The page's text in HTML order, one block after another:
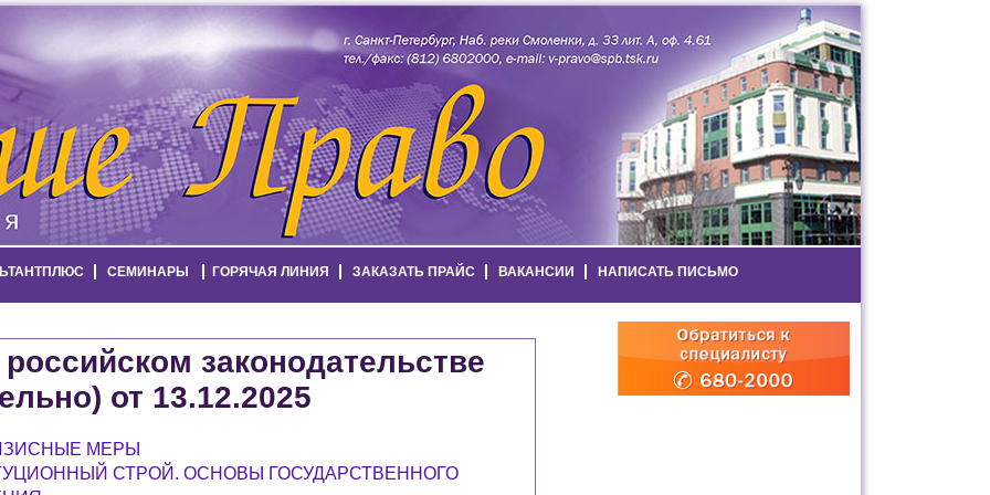
СЕМИНАРЫ ГОРЯЧАЯ ЛИНИЯ ЗАКАЗАТЬ ПРАЙС ВАКАНСИИ НАПИСАТЬ ПИСЬМО
законодательстве
от 13.12.2025
МЕРЫ
СТРОЙ. ОСНОВЫ ГОСУДАРСТВЕННОГО